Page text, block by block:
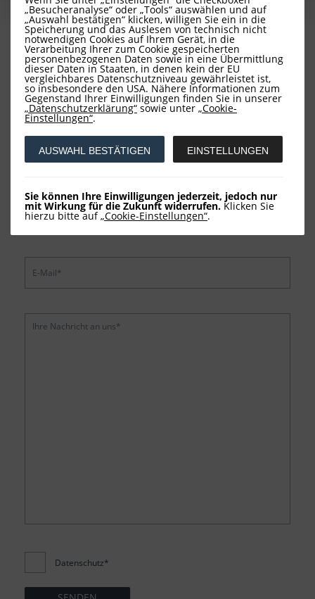
„Besucheranalyse“ oder „Tools“ auswählen und auf
„Auswahl bestätigen“ klicken, willigen Sie ein in die
Speicherung und das Auslesen von technisch nicht
notwendigen Cookies auf Ihrem Gerät, in die
Verarbeitung Ihrer zum Cookie gespeicherten
personenbezogenen Daten sowie in eine Übermittlung
dieser Daten in Staaten, in denen kein der EU
vergleichbares Datenschutzniveau gewährleistet ist,
so insbesondere den USA. Nähere Informationen zum
Gegenstand Ihrer Einwilligungen finden Sie in unserer
„Datenschutzerklärung“ sowie unter „Cookie-
Einstellungen“.
AUSWAHL BESTÄTIGEN EINSTELLUNGEN
Sie können Ihre Einwilligungen jederzeit, jedoch nur
mit Wirkung für die Zukunft widerrufen. Klicken Sie
hierzu bitte auf„Cookie-Einstellungen“.
Kontaktformular
Datenschutz*